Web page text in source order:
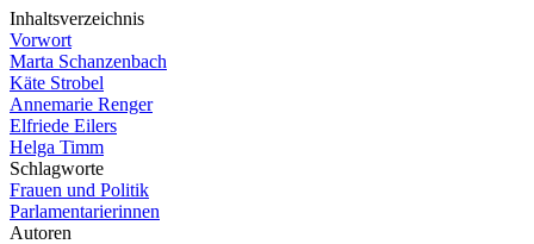
Inhaltsverzeichnis
Vorwort
Marta Schanzenbach
Käte Strobel
Annemarie Renger
Elfriede Eilers
Helga Timm
Schlagworte
Frauen und Politik
Parlamentarierinnen
Autoren